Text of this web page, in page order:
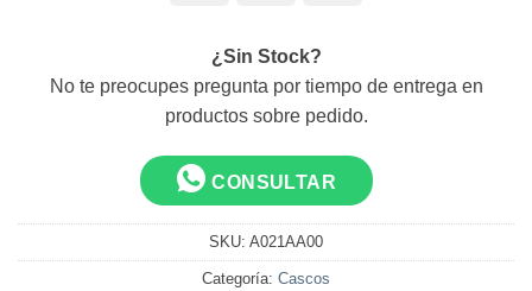
¿Sin Stock?
No te preocupes pregunta por tiempo de entrega en
productos sobre pedido.
CONSULTAR
SKU: A021AA00
Categoría: Cascos